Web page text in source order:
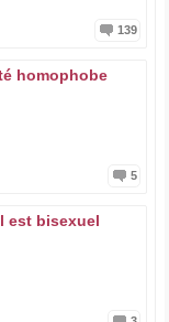
139
homophobe
5
est bisexuel